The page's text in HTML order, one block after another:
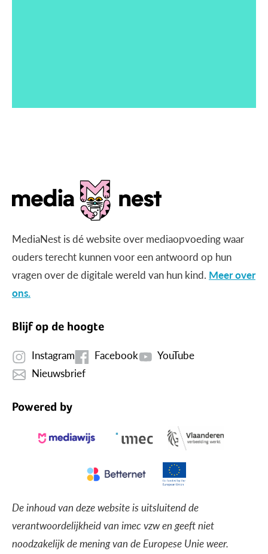
MediaNest is dé website over mediaopvoeding waar
ouders terecht kunnen voor een antwoord op hun
vragen over de digitale wereld van hun kind. Meer over
ons.
Blijf op de hoogte
Instagram Facebook
YouTube
Nieuwsbrief
Powered by
De inhoud van deze website is uitsluitend de
verantwoordelijkheid van imec vzw en geeft niet
noodzakelijk de mening van de Europese Unie weer.